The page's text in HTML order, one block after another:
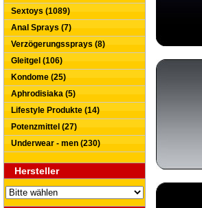
Sextoys (1089)
Anal Sprays (7)
Verzögerungssprays (8)
Gleitgel (106)
Kondome (25)
Aphrodisiaka (5)
Lifestyle Produkte (14)
Potenzmittel (27)
Underwear - men (230)
Hersteller